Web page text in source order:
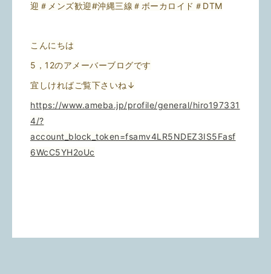
迎＃メンズ歓迎#沖縄三線＃ボーカロイド＃DTM
こんにちは
5，12のアメーバーブログです
宜しければご覧下さいね↓
https://www.ameba.jp/profile/general/hiro197331
4/?
account_block_token=fsamv4LR5NDEZ3IS5Fasf
6WcC5YH2oUc